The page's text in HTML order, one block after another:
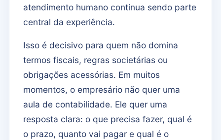
atendimento humano continua sendo parte
central da experiência.
Isso é decisivo para quem não domina
termos fiscais, regras societárias ou
obrigações acessórias. Em muitos
momentos, o empresário não quer uma
aula de contabilidade. Ele quer uma
resposta clara: o que precisa fazer, qual é
o prazo, quanto vai pagar e qual é o